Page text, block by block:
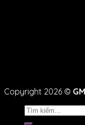
Copyright 2026 ©
Tìm
kiếm: